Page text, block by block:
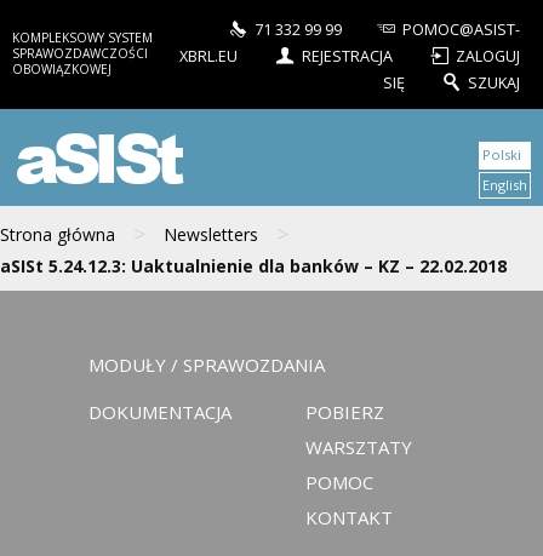
KOMPLEKSOWY SYSTEM
SPRAWOZDAWCZOŚCI
OBOWIĄZKOWEJ
71 332 99 99
POMOC@ASIST-
XBRL.EU
REJESTRACJA
ZALOGUJ
SIĘ
SZUKAJ
aSISt
Strona główna > Newsletters >
aSISt 5.24.12.3: Uaktualnienie dla banków – KZ – 22.02.2018
Polski
English
MODUŁY / SPRAWOZDANIA
DOKUMENTACJA
POBIERZ
WARSZTATY
POMOC
KONTAKT